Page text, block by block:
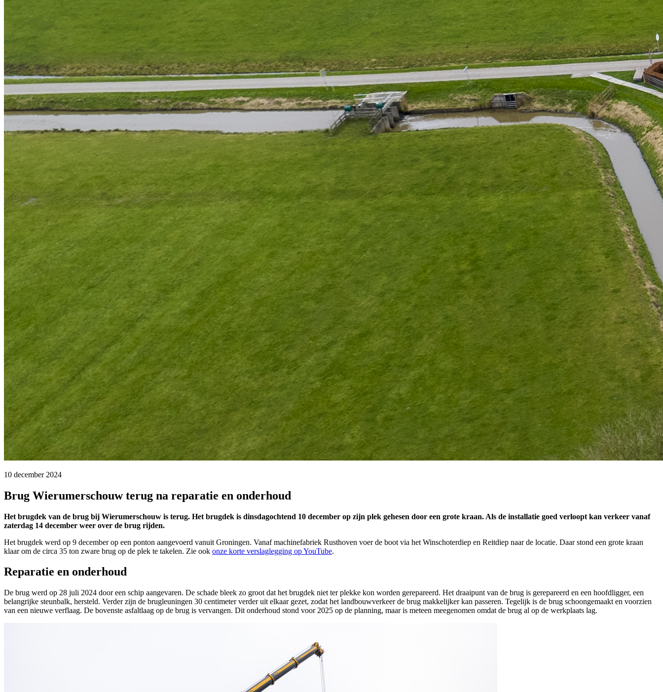
10 december 2024
Brug Wierumerschouw terug na reparatie en onderhoud
Het brugdek van de brug bij Wierumerschouw is terug. Het brugdek is dinsdagochtend 10 december op zijn plek gehesen door een grote kraan. Als de installatie goed verloopt kan verkeer vanaf
zaterdag 14 december weer over de brug rijden.
Het brugdek werd op 9 december op een ponton aangevoerd vanuit Groningen. Vanaf machinefabriek Rusthoven voer de boot via het Winschoterdiep en Reitdiep naar de locatie. Daar stond een grote kraan
klaar om de circa 35 ton zware brug op de plek te takelen. Zie ook onze korte verslaglegging op YouTube.
Reparatie en onderhoud
De brug werd op 28 juli 2024 door een schip aangevaren. De schade bleek zo groot dat het brugdek niet ter plekke kon worden gerepareerd. Het draaipunt van de brug is gerepareerd en een hoofdligger, een
belangrijke steunbalk, hersteld. Verder zijn de brugleuningen 30 centimeter verder uit elkaar gezet, zodat het landbouwverkeer de brug makkelijker kan passeren. Tegelijk is de brug schoongemaakt en voorzien
van een nieuwe verflaag. De bovenste asfaltlaag op de brug is vervangen. Dit onderhoud stond voor 2025 op de planning, maar is meteen meegenomen omdat de brug al op de werkplaats lag.